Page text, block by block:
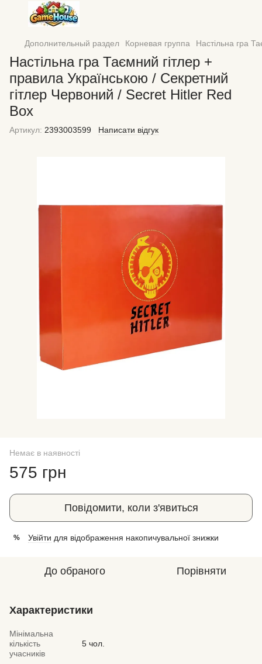
Дополнительный раздел Корневая группа Настільна гра
Настільна гра Таємний гітлер +
правила Українською / Секретний
гітлер Червоний / Secret Hitler Red
Box
Артикул: 2393003599 Написати відгук
Немає в наявності
575 грн
Повідомити, коли з'явиться
% Увійти для відображення накопичувальної знижки
До обраного Порівняти
Характеристики
Мінімальна
кількість
учасників
5 чол.